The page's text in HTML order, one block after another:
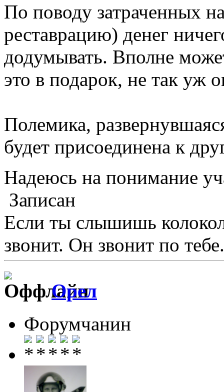
По поводу затраченных
реставрацию) денег
додумывать. Вполне
это в подарок, не так уж
Полемика,
будет присоединена к
Надеюсь на понимание
Записан
Если ты слышишь
звонит. Он звонит по
Орел
Форумчанин